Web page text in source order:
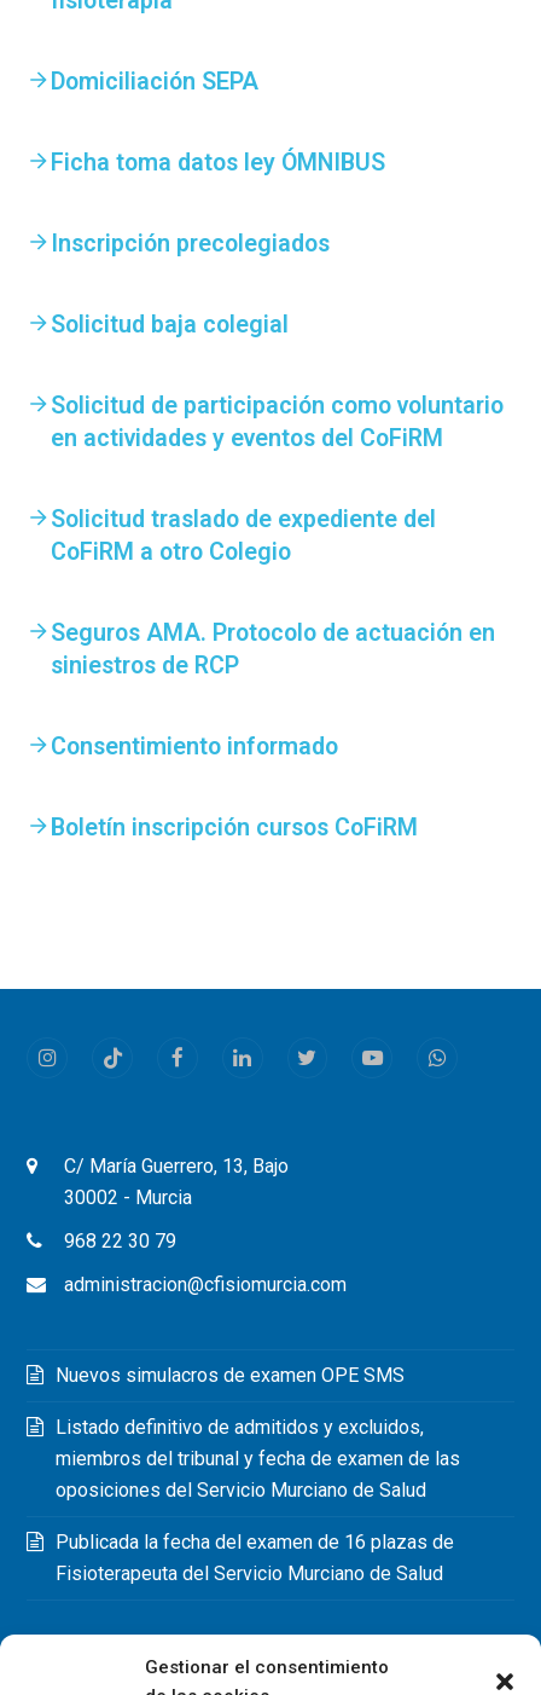
Gestionar el consentimiento
Domiciliación SEPA
Ficha toma datos ley ÓMNIBUS
Inscripción precolegiados
Solicitud baja colegial
Solicitud de participación como voluntario
en actividades y eventos del CoFiRM
Solicitud traslado de expediente del
CoFiRM a otro Colegio
Seguros AMA. Protocolo de actuación en
siniestros de RCP
Consentimiento informado
Boletín inscripción cursos CoFiRM
InstagramTiktok FacebookLinkedInTwitterYoutubeWhatsapp
C/ María Guerrero, 13, Bajo
30002 - Murcia
968 22 30 79
administracion@cfisiomurcia.com
Nuevos simulacros de examen OPE SMS
Listado definitivo de admitidos y excluidos,
miembros del tribunal y fecha de examen de las
oposiciones del Servicio Murciano de Salud
Publicada la fecha del examen de 16 plazas de
Fisioterapeuta del Servicio Murciano de Salud